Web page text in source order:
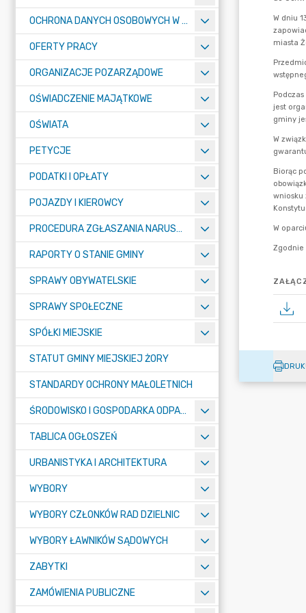
OCHRONA DANYCH OSOBOWYCH W URZĘDZIE MIASTA ŻORY - RODO
OFERTY PRACY
ORGANIZACJE POZARZĄDOWE
OŚWIADCZENIE MAJĄTKOWE
OŚWIATA
PETYCJE
PODATKI I OPŁATY
POJAZDY I KIEROWCY
PROCEDURA ZGŁASZANIA NARUSZEŃ PRAWA
RAPORTY O STANIE GMINY
SPRAWY OBYWATELSKIE
SPRAWY SPOŁECZNE
SPÓŁKI MIEJSKIE
STATUT GMINY MIEJSKIEJ ŻORY
STANDARDY OCHRONY MAŁOLETNICH
ŚRODOWISKO I GOSPODARKA ODPADAMI
TABLICA OGŁOSZEŃ
URBANISTYKA I ARCHITEKTURA
WYBORY
WYBORY CZŁONKÓW RAD DZIELNIC
WYBORY ŁAWNIKÓW SĄDOWYCH
ZABYTKI
ZAMÓWIENIA PUBLICZNE